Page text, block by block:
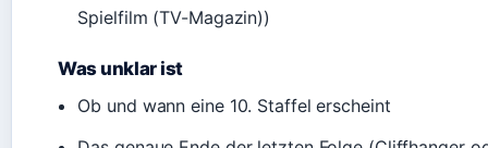
Spielfilm (TV-Magazin))
Was unklar ist
Ob und wann eine 10. Staffel erscheint